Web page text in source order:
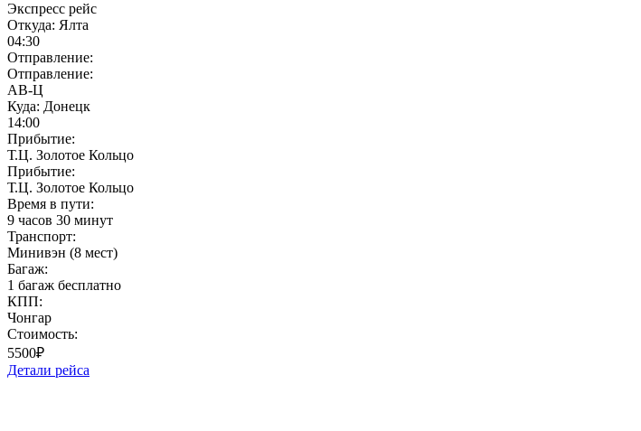
Экспресс рейс
Откуда: Ялта
04:30
Отправление:
Отправление:
АВ-Ц
Куда: Донецк
14:00
Прибытие:
Т.Ц. Золотое Кольцо
Прибытие:
Т.Ц. Золотое Кольцо
Время в пути:
9 часов 30 минут
Транспорт:
Минивэн (8 мест)
Багаж:
1 багаж бесплатно
КПП:
Чонгар
Стоимость:
5500₽
Детали рейса